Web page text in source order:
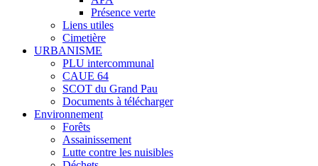
Présence verte
Liens utiles
Cimetière
URBANISME
PLU intercommunal
CAUE 64
SCOT du Grand Pau
Documents à télécharger
Environnement
Forêts
Assainissement
Lutte contre les nuisibles